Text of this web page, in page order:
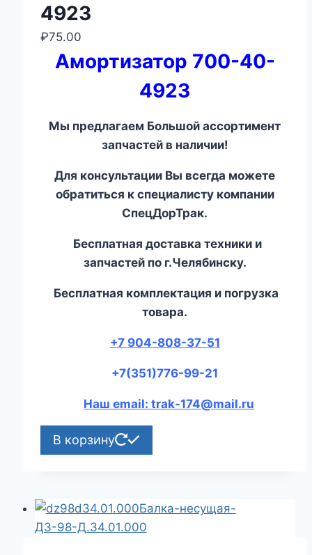
4923
₽75.00
Амортизатор 700-40-
4923
Мы предлагаем Большой ассортимент
запчастей в наличии!
Для консультации Вы всегда можете
обратиться к специалисту компании
СпецДорТрак.
Бесплатная доставка техники и
запчастей по г.Челябинску.
Бесплатная комплектация и погрузка
товара.
+7 904-808-37-51
+7(351)776-99-21
Наш email: trak-174@mail.ru
В корзину